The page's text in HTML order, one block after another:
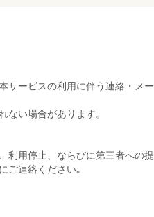
サービスの利用に伴う連絡・メー
い場合があります。
利用停止、ならびに第三者への提
ご連絡ください｡